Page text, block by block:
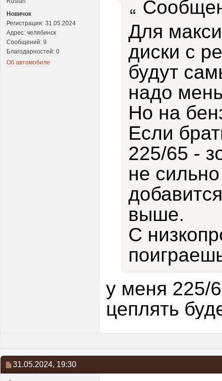
Новичок
Регистрация: 31.05.2024
Адрес: челябинск
Сообщений: 9
Благодарностей: 0
Об автомобиле
Для
диски с
будут
надо
Но на
Если
225/65 -
не
выше.
С
у меня 225/
цеплять
31.05.2024, 19:30